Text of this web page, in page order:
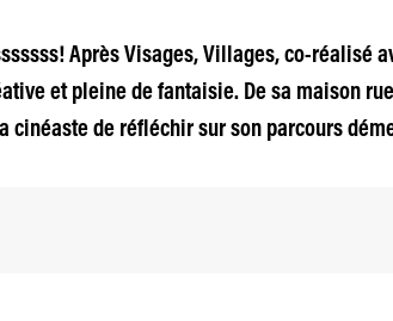
Après Visages, Villages, co-réalisé
et pleine de fantaisie. De sa maison
cinéaste de réfléchir sur son parcours